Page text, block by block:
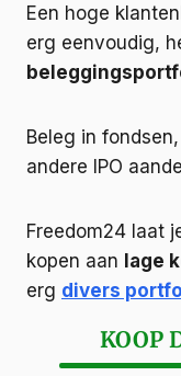
Een hoge
erg eenvoudig,
Beleg in fondsen,
andere IPO
Freedom24 laat
kopen aan lage
erg divers
KOOP